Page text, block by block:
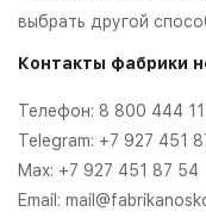
выбрать другой
Контакты фабрики
Телефон: 8 800 444
Telegram: +7 927 451
Max: +7 927 451 87 54
Email: